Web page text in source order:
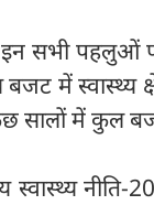
इन सभी पहलुओं
में स्वास्थ्य
में कुल
स्वास्थ्य